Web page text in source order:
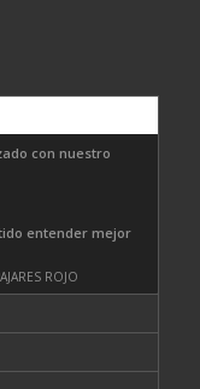
con nuestro
entender mejor
ROJO